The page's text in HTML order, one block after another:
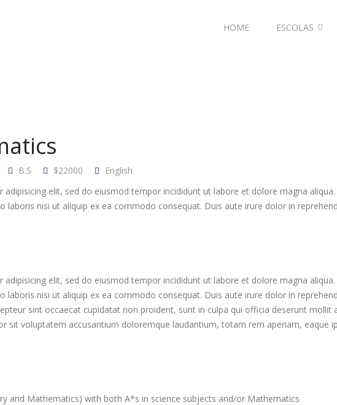
HOME ESCOLAS
B.S $22000
English
elit, sed do eiusmod tempor incididunt ut labore et dolore magna
laboris nisi ut aliquip ex ea commodo consequat. Duis aute irure dolor in
elit, sed do eiusmod tempor incididunt ut labore et dolore magna
laboris nisi ut aliquip ex ea commodo consequat. Duis aute irure dolor in
sint occaecat cupidatat non proident, sunt in culpa qui officia deserunt mollit
sit voluptatem accusantium doloremque laudantium, totam rem aperiam, eaque
and Mathematics) with both A*s in science subjects and/or Mathematics